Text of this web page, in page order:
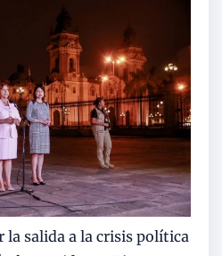
la salida a la crisis política